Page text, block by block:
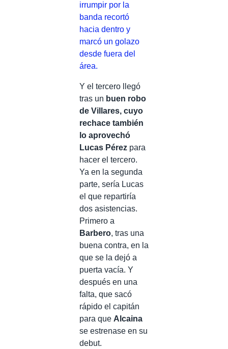
irrumpir por la
banda recortó
hacia dentro y
marcó un golazo
desde fuera del
área.
Y el tercero llegó
tras un buen robo
de Villares, cuyo
rechace también
lo aprovechó
Lucas Pérez para
hacer el tercero.
Ya en la segunda
parte, sería Lucas
el que repartiría
dos asistencias.
Primero a
Barbero, tras una
buena contra, en la
que se la dejó a
puerta vacía. Y
después en una
falta, que sacó
rápido el capitán
para que Alcaina
se estrenase en su
debut.